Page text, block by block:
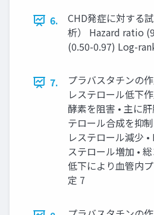
6.
CHD発症に対する
析） Hazard ratio
(0.50-0.97) Log-
7.
プラバスタチンの
レステロール低下
酵素を阻害 • 主に
テロール合成を抑
レステロール減少
ステロール増加 •
低下により血管内
定 7